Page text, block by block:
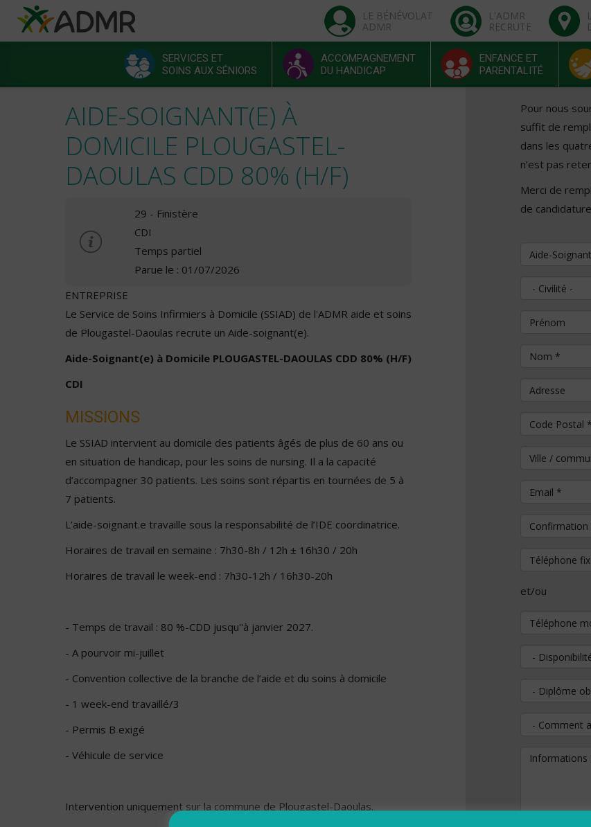
Aller au contenu principal
LE BÉNÉVOLAT
ADMR
L'ADMR
RECRUTE
SERVICES ET
SOINS AUX SÉNIORS
ACCOMPAGNEMENT
DU HANDICAP
ENFANCE ET
PARENTALITÉ
AIDE-SOIGNANT(E) À
DOMICILE PLOUGASTEL-
DAOULAS CDD 80% (H/F)
29 - Finistère
CDI
Temps partiel
Parue le : 01/07/2026
ENTREPRISE
Le Service de Soins Infirmiers à Domicile (SSIAD) de l'ADMR aide et soins
de Plougastel-Daoulas recrute un Aide-soignant(e).
Aide-Soignant(e) à Domicile PLOUGASTEL-DAOULAS CDD 80% (H/F)
CDI
MISSIONS
Le SSIAD intervient au domicile des patients âgés de plus de 60 ans ou
en situation de handicap, pour les soins de nursing. Il a la capacité
d’accompagner 30 patients. Les soins sont répartis en tournées de 5 à
7 patients.
L’aide-soignant.e travaille sous la responsabilité de l’IDE coordinatrice.
Horaires de travail en semaine : 7h30-8h / 12h ± 16h30 / 20h
Horaires de travail le week-end : 7h30-12h / 16h30-20h
- Temps de travail : 80 %-CDD jusqu''à janvier 2027.
- A pourvoir mi-juillet
- Convention collective de la branche de l’aide et du soins à domicile
- 1 week-end travaillé/3
- Permis B exigé
- Véhicule de service
Intervention uniquement sur la commune de Plougastel-Daoulas.
Pour nous
suffit de
dans les
n’est pas
Merci de
de
Vous
Civilité
Prénom
Nom*
Adresse
Code Postal *
Ville /
Email*
Téléphone
et/ou
Téléphone
Disponibilité
Diplôme
Comment
Panneau de gestion des cookies